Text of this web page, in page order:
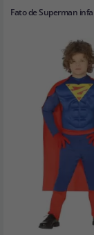
Fato de Superman